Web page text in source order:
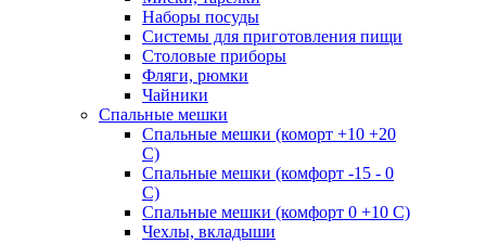
Наборы посуды
Системы для приготовления пищи
Столовые приборы
Фляги, рюмки
Чайники
Спальные мешки
Спальные мешки (коморт +10 +20
С)
Спальные мешки (комфорт -15 - 0
С)
Спальные мешки (комфорт 0 +10 С)
Чехлы, вкладыши